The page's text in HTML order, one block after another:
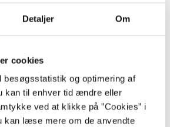
Detaljer Om
cookies
besøgsstatistik og optimering af
kan til enhver tid ændre eller
ved at klikke på ”Cookies” i
kan læse mere om de anvendte